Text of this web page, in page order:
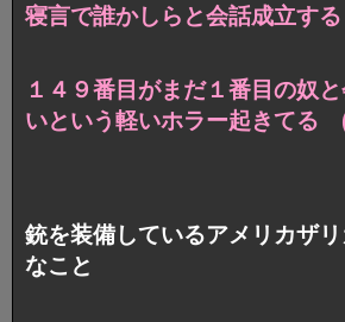
寝言で誰かしらと会話成立す
１４９番目がまだ１番目の奴
いという軽いホラー起きてる
銃を装備しているアメリカザ
なこと